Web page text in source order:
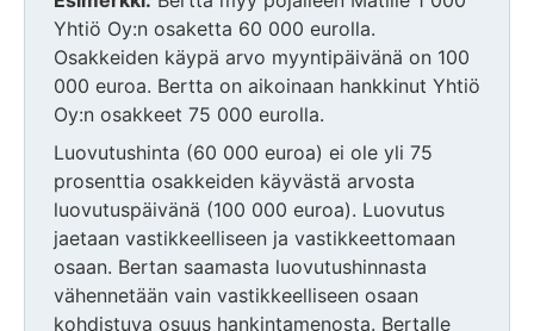
Yhtiö Oy:n osaketta 60 000 eurolla.
Osakkeiden käypä arvo myyntipäivänä on 100
000 euroa. Bertta on aikoinaan hankkinut Yhtiö
Oy:n osakkeet 75 000 eurolla.
Luovutushinta (60 000 euroa) ei ole yli 75
prosenttia osakkeiden käyvästä arvosta
luovutuspäivänä (100 000 euroa). Luovutus
jaetaan vastikkeelliseen ja vastikkeettomaan
osaan. Bertan saamasta luovutushinnasta
vähennetään vain vastikkeelliseen osaan
kohdistuva osuus hankintamenosta. Bertalle